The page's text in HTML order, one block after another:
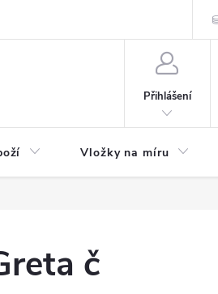
Přihlášení
Vložky na míru
č